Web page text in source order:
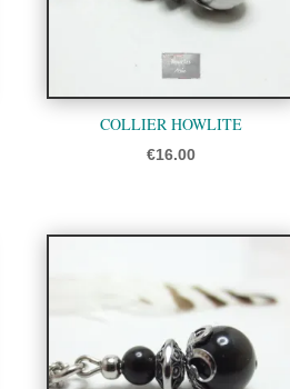
COLLIER HOWLITE
€16.00